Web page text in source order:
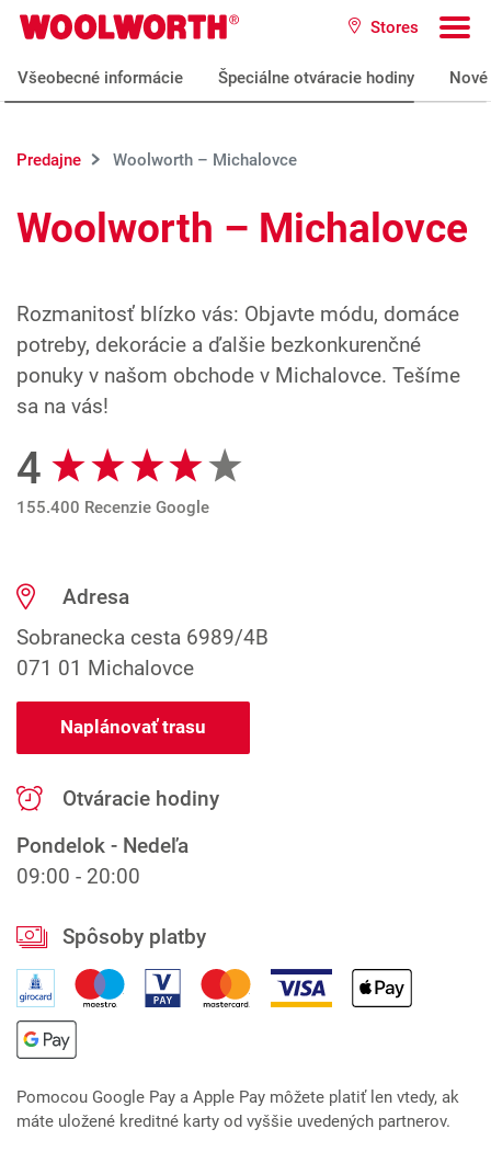
Prejsť na hlavný obsah
Woolworth GmbH Stores
Všeobecné informácie Špeciálne otváracie hodiny
Predajne Woolworth – Michalovce
Woolworth – Michalovce
Rozmanitosť blízko vás: Objavte módu, domáce
potreby, dekorácie a ďalšie bezkonkurenčné
ponuky v našom obchode v Michalovce. Tešíme
sa na vás!
Recenzie Google
4
155.400 Recenzie Google
Adresa
Sobranecka cesta 6989/4B
071 01 Michalovce
Naplánovať trasu
Otváracie hodiny
Pondelok - Nedeľa
09:00 - 20:00
Spôsoby platby
Pomocou Google Pay a Apple Pay môžete platiť len vtedy, ak
máte uložené kreditné karty od vyššie uvedených partnerov.